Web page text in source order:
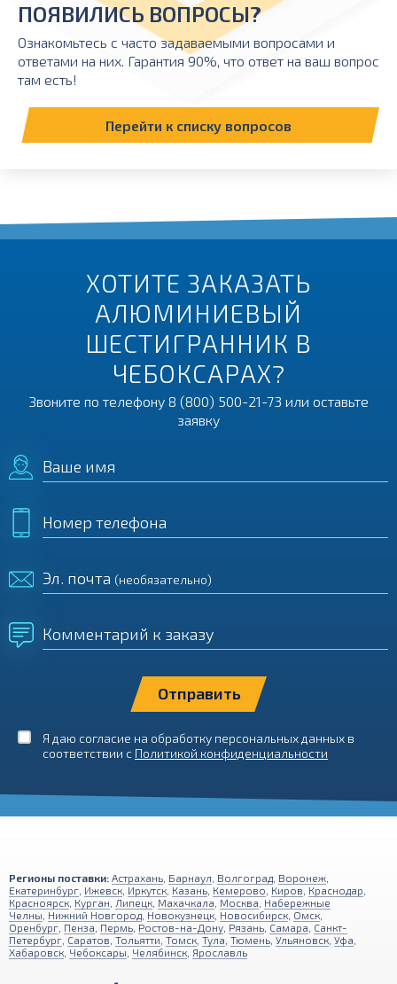
ХОТИТЕ ЗАКАЗАТЬ
АЛЮМИНИЕВЫЙ
ШЕСТИГРАННИК В
ЧЕБОКСАРАХ?
Звоните по телефону 8 (800) 500-21-73 или оставьте
заявку
Ваше имя
Номер телефона
Эл. почта (необязательно)
Комментарий к заказу
Я даю согласие на обработку персональных данных в
соответствии с Политикой конфиденциальности
ПОЯВИЛИСЬ ВОПРОСЫ?
Ознакомьтесь с часто задаваемыми вопросами и
ответами на них. Гарантия 90%, что ответ на ваш вопрос
там есть!
Перейти к списку вопросов
Регионы поставки: Астрахань Барнаул Волгоград Воронеж
Екатеринбург Ижевск Иркутск Казань Кемерово Киров Краснодар
Красноярск Курган Липецк Махачкала Москва Набережные
Челны Нижний Новгород Новокузнецк Новосибирск Омск
Оренбург Пенза Пермь Ростов-на-Дону Рязань Самара Санкт-
Петербург Саратов Тольятти Томск Тула Тюмень Ульяновск Уфа
Хабаровск Чебоксары Челябинск Ярославль